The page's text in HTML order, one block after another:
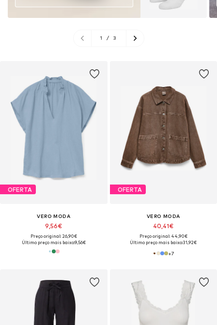
OFERTA
VERO MODA
9,56€
Preço original: 26,90€
Último preço mais baixo:9,56€
OFERTA
VERO MODA
40,41€
Preço original: 44,90€
Último preço mais baixo:31,92€
+7
1 / 3